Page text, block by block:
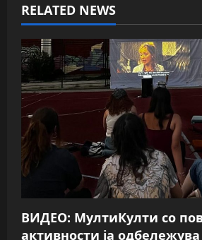
v
i
g
a
t
i
o
RELATED NEWS
ВИДЕО: МултиКулти со
активности ја